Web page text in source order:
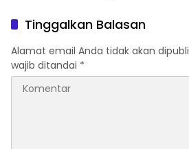
Tinggalkan Balasan
Alamat email Anda tidak akan
wajib ditandai *